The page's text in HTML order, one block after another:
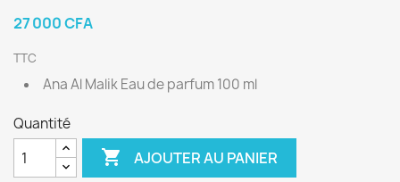
27 000 CFA
TTC
Ana Al Malik Eau de parfum 100 ml
Quantité
 AJOUTER AU PANIER